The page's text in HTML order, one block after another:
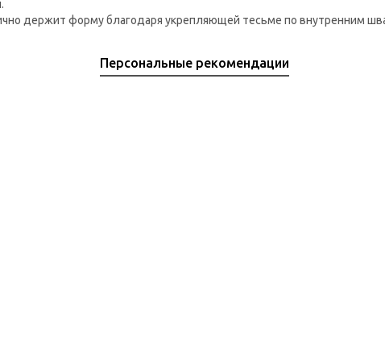
держит форму благодаря укрепляющей тесьме по внутренним
Персональные рекомендации